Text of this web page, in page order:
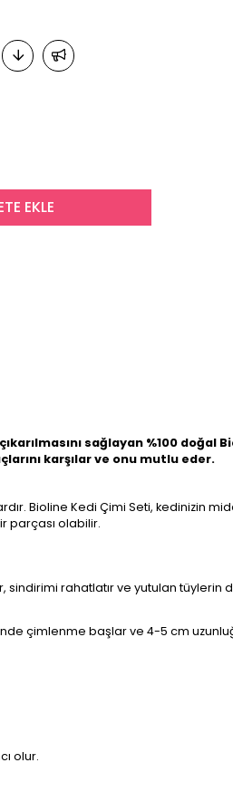
sağlayan %100 doğal
karşılar ve onu mutlu eder.
Bioline Kedi Çimi Seti, kedinizin
parçası olabilir.
rahatlatır ve yutulan tüylerin
çimlenme başlar ve 4-5 cm
olur.